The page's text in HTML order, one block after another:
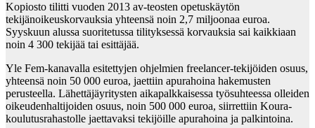
Kopiosto tilitti vuoden 2013 av-teosten opetuskäytön
tekijänoikeuskorvauksia yhteensä noin 2,7 miljoonaa euroa.
Syyskuun alussa suoritetussa tilityksessä korvauksia sai kaikkiaan
noin 4 300 tekijää tai esittäjää.
Yle Fem-kanavalla esitettyjen ohjelmien freelancer-tekijöiden osuus,
yhteensä noin 50 000 euroa, jaettiin apurahoina hakemusten
perusteella. Lähettäjäyritysten aikapalkkaisessa työsuhteessa olleiden
oikeudenhaltijoiden osuus, noin 500 000 euroa, siirrettiin Koura-
koulutusrahastolle jaettavaksi tekijöille apurahoina ja palkintoina.